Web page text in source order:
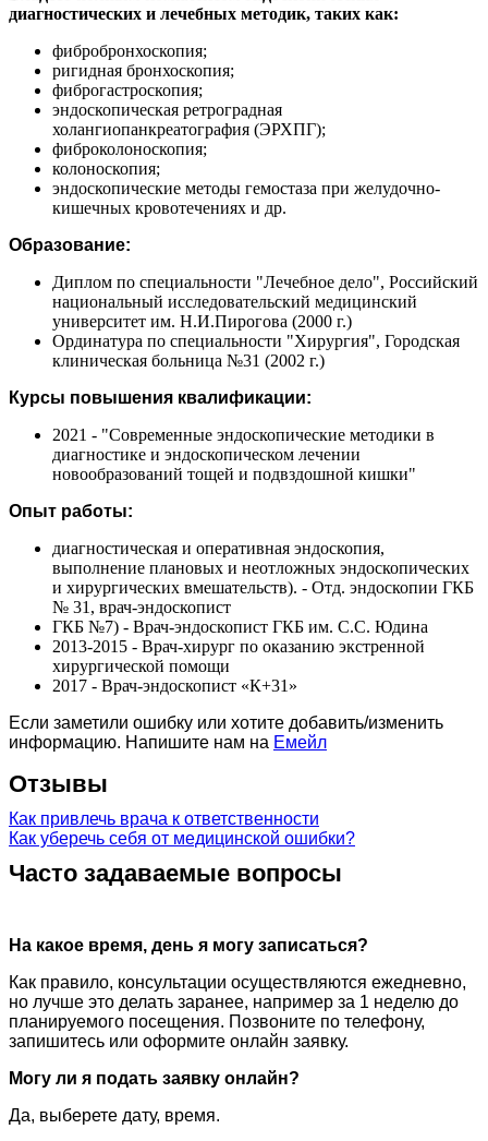
диагностических и лечебных методик, таких как:
фибробронхоскопия;
ригидная бронхоскопия;
фиброгастроскопия;
эндоскопическая ретроградная
холангиопанкреатография (ЭРХПГ);
фиброколоноскопия;
колоноскопия;
эндоскопические методы гемостаза при желудочно-
кишечных кровотечениях и др.
Образование:
Диплом по специальности "Лечебное дело", Российский
национальный исследовательский медицинский
университет им. Н.И.Пирогова (2000 г.)
Ординатура по специальности "Хирургия", Городская
клиническая больница №31 (2002 г.)
Курсы повышения квалификации:
2021 - "Современные эндоскопические методики в
диагностике и эндоскопическом лечении
новообразований тощей и подвздошной кишки"
Опыт работы:
диагностическая и оперативная эндоскопия,
выполнение плановых и неотложных эндоскопических
и хирургических вмешательств). - Отд. эндоскопии ГКБ
№ 31, врач-эндоскопист
ГКБ №7) - Врач-эндоскопист ГКБ им. С.С. Юдина
2013-2015 - Врач-хирург по оказанию экстренной
хирургической помощи
2017 - Врач-эндоскопист «К+31»
Если заметили ошибку или хотите добавить/изменить
информацию. Напишите нам на Емейл
Отзывы
Как привлечь врача к ответственности
Как уберечь себя от медицинской ошибки?
Часто задаваемые вопросы
На какое время, день я могу записаться?
Как правило, консультации осуществляются ежедневно,
но лучше это делать заранее, например за 1 неделю до
планируемого посещения. Позвоните по телефону,
запишитесь или оформите онлайн заявку.
Могу ли я подать заявку онлайн?
Да, выберете дату, время.